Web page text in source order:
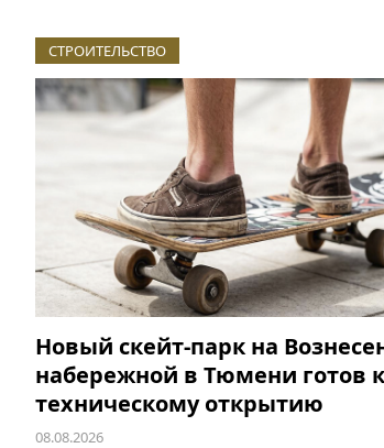
СТРОИТЕЛЬСТВО
Новый скейт-парк на
набережной в Тюмени готов к
техническому открытию
08.08.2026